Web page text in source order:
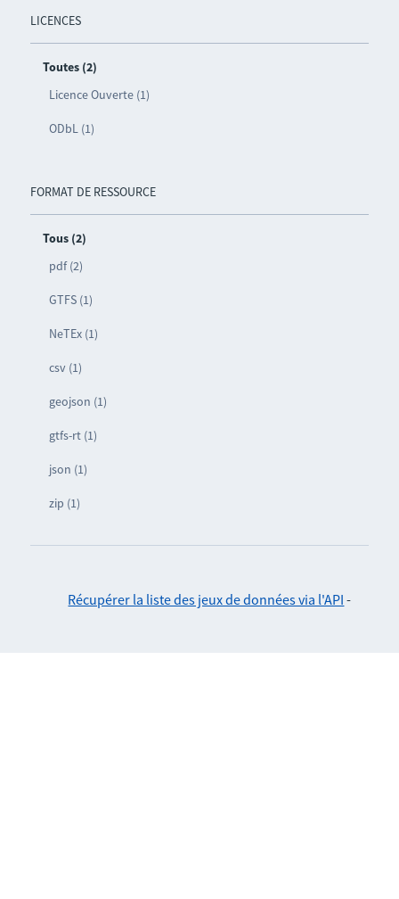
LICENCES
Toutes (2)
Licence Ouverte (1)
ODbL (1)
FORMAT DE RESSOURCE
Tous (2)
pdf (2)
GTFS (1)
NeTEx (1)
csv (1)
geojson (1)
gtfs-rt (1)
json (1)
zip (1)
Récupérer la liste des jeux de données via l'API -